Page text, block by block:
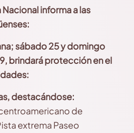
Nacional informa a las
sábado 25 y domingo
brindará protección en el
destacándose:
de
extrema Paseo